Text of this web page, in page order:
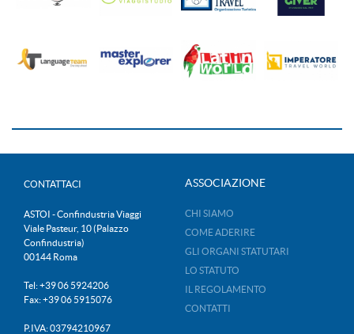
CONTATTACI
ASTOI - Confindustria Viaggi
Viale Pasteur, 10 (Palazzo
Confindustria)
00144 Roma
Tel: +39 06 5924206
Fax: +39 06 5915076
P.IVA: 03794210967
ASSOCIAZIONE
CHI SIAMO
COME ADERIRE
GLI ORGANI STATUTARI
LO STATUTO
IL REGOLAMENTO
CONTATTI